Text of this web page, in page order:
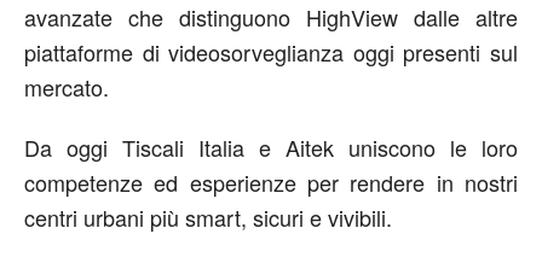
avanzate che distinguono HighView dalle altre
piattaforme di videosorveglianza oggi presenti sul
mercato.
Da oggi Tiscali Italia e Aitek uniscono le loro
competenze ed esperienze per rendere in nostri
centri urbani più smart, sicuri e vivibili.